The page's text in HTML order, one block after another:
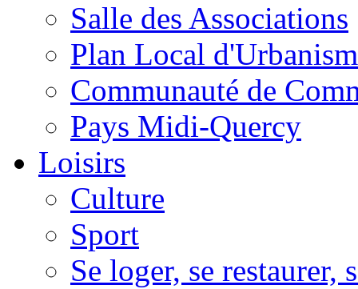
Salle des Associations
Plan Local
Communauté de
Pays Midi-Quercy
Loisirs
Culture
Sport
Se loger, se restaurer,